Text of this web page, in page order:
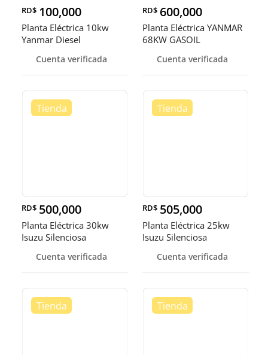
RD$ 100,000
Planta Eléctrica 10kw
Yanmar Diesel
Cuenta verificada
RD$ 600,000
Planta Eléctrica YANMAR
68KW GASOIL
Cuenta verificada
RD$ 500,000
Planta Eléctrica 30kw
Isuzu Silenciosa
Cuenta verificada
RD$ 505,000
Planta Eléctrica 25kw
Isuzu Silenciosa
Cuenta verificada